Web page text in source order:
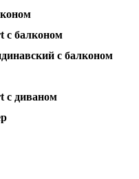
с балконом
с балконом
с диваном